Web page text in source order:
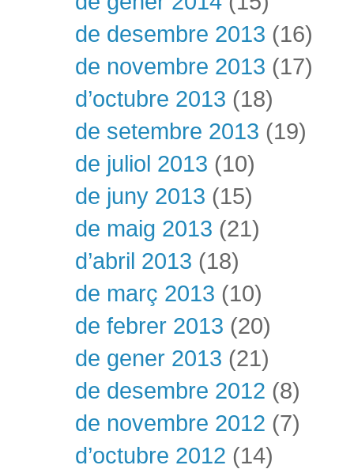
de desembre 2013 (16)
de novembre 2013 (17)
d’octubre 2013 (18)
de setembre 2013 (19)
de juliol 2013 (10)
de juny 2013 (15)
de maig 2013 (21)
d’abril 2013 (18)
de març 2013 (10)
de febrer 2013 (20)
de gener 2013 (21)
de desembre 2012 (8)
de novembre 2012 (7)
d’octubre 2012 (14)